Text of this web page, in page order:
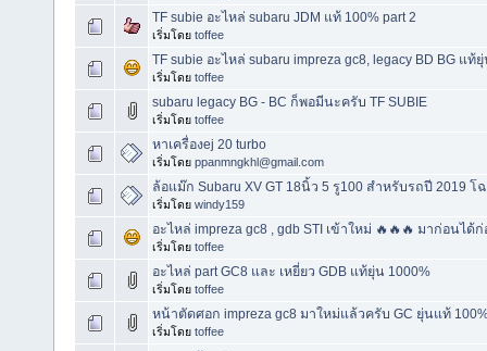
TF subie อะไหล่ subaru JDM แท้ 100% part 2
เริ่มโดย toffee
TF subie อะไหล่ subaru impreza gc8, legacy BD BG แท้
เริ่มโดย toffee
subaru legacy BG - BC ก็พอมีนะครับ TF SUBIE
เริ่มโดย toffee
หาเครื่องej 20 turbo
เริ่มโดย ppanmngkhl@gmail.com
ล้อแม๊ก Subaru XV GT 18นิ้ว 5 รู100 สำหรับรถปี 2019
เริ่มโดย windy159
อะไหล่ impreza gc8 , gdb STI เข้าใหม่ 🔥🔥🔥 มาก่อนได้
เริ่มโดย toffee
อะไหล่ part GC8 และ เหยี่ยว GDB แท้ยุ่น 1000%
เริ่มโดย toffee
หน้าตัดศอก impreza gc8 มาใหม่แล้วครับ GC ยุ่นแท้
เริ่มโดย toffee